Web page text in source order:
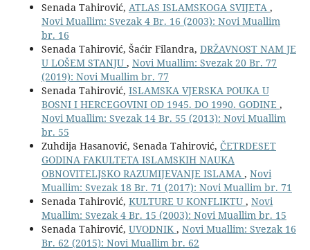
Senada Tahirović, ATLAS ISLAMSKOGA SVIJETA ,
Novi Muallim: Svezak 4 Br. 16 (2003): Novi Muallim
br. 16
Senada Tahirović, Šaćir Filandra, DRŽAVNOST NAM JE
U LOŠEM STANJU , Novi Muallim: Svezak 20 Br. 77
(2019): Novi Muallim br. 77
Senada Tahirović, ISLAMSKA VJERSKA POUKA U
BOSNI I HERCEGOVINI OD 1945. DO 1990. GODINE ,
Novi Muallim: Svezak 14 Br. 55 (2013): Novi Muallim
br. 55
Zuhdija Hasanović, Senada Tahirović, ČETRDESET
GODINA FAKULTETA ISLAMSKIH NAUKA
OBNOVITELJSKO RAZUMIJEVANJE ISLAMA , Novi
Muallim: Svezak 18 Br. 71 (2017): Novi Muallim br. 71
Senada Tahirović, KULTURE U KONFLIKTU , Novi
Muallim: Svezak 4 Br. 15 (2003): Novi Muallim br. 15
Senada Tahirović, UVODNIK , Novi Muallim: Svezak 16
Br. 62 (2015): Novi Muallim br. 62